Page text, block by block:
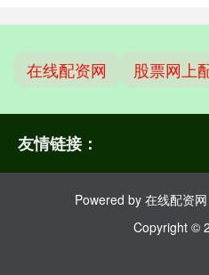
在线配资网 股票网上
友情链接：
Powered by 在线配资网
Copyright ©